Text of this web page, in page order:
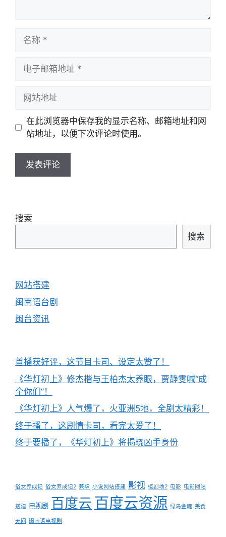
址
址
在此浏览器中保存我的显示名称、邮箱地址和网
站地址，以便下次评论时使用。
搜索
搜索
网站搭建
闽南语台剧
闽台资讯
首播获好评，这节目卡司、设定太赞了！
《华灯初上》修杰楷与王柏杰太养眼，贾静雯喊“成
全你们”！
《华灯初上》人气爆了，火亚洲5地，全剧太精彩！
终于播了，这剧情卡司，看完太爱了！
终于要播了，《华灯初上》将揭晓凶手身份
俗女养成记 俗女养成记2 兼职 小说网站搭建 影视 植剧场2 电影 电影网站
搭建 电视剧 百度云 百度云资源 绿岛金魂 美食
无间 闽南语电视剧